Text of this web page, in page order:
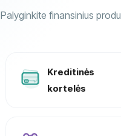
Palyginkite finansinius
Kreditinės
kortelės